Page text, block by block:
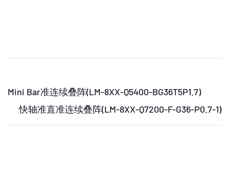
Mini Bar准连续叠阵(LM-8XX-Q5400-BG36T5P1.7)
快轴准直准连续叠阵(LM-8XX-Q7200-F-G36-P0.7-1)